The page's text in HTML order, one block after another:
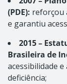
(PDE): reforçou
e garantiu
2015 –
Brasileira de
acessibilidade
deficiência;